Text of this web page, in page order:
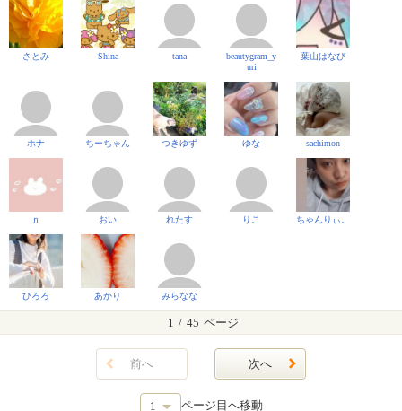
さとみ Shina tana
beautygram_y
uri
葉山はなび
ホナ ちーちゃん つきゆず ゆな sachimon
ｎ おい れたす りこ ちゃんりぃ。
ひろろ あかり みらなな
1 / 45 ページ
前へ 次へ
ページ目へ移動